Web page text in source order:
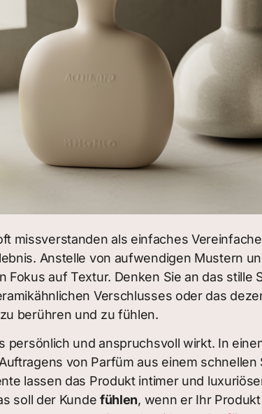
missverstanden als einfaches
Anstelle von aufwendigen Mustern
auf Textur. Denken Sie an das
Verschlusses oder das
berühren und zu fühlen.
und anspruchsvoll wirkt. In
von Parfüm aus einem
lassen das Produkt intimer und
soll der Kunde fühlen, wenn er Ihr